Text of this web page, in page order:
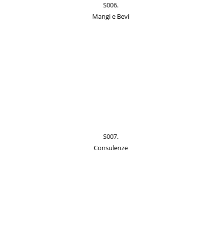
S006.
Mangi e Bevi
S007.
Consulenze